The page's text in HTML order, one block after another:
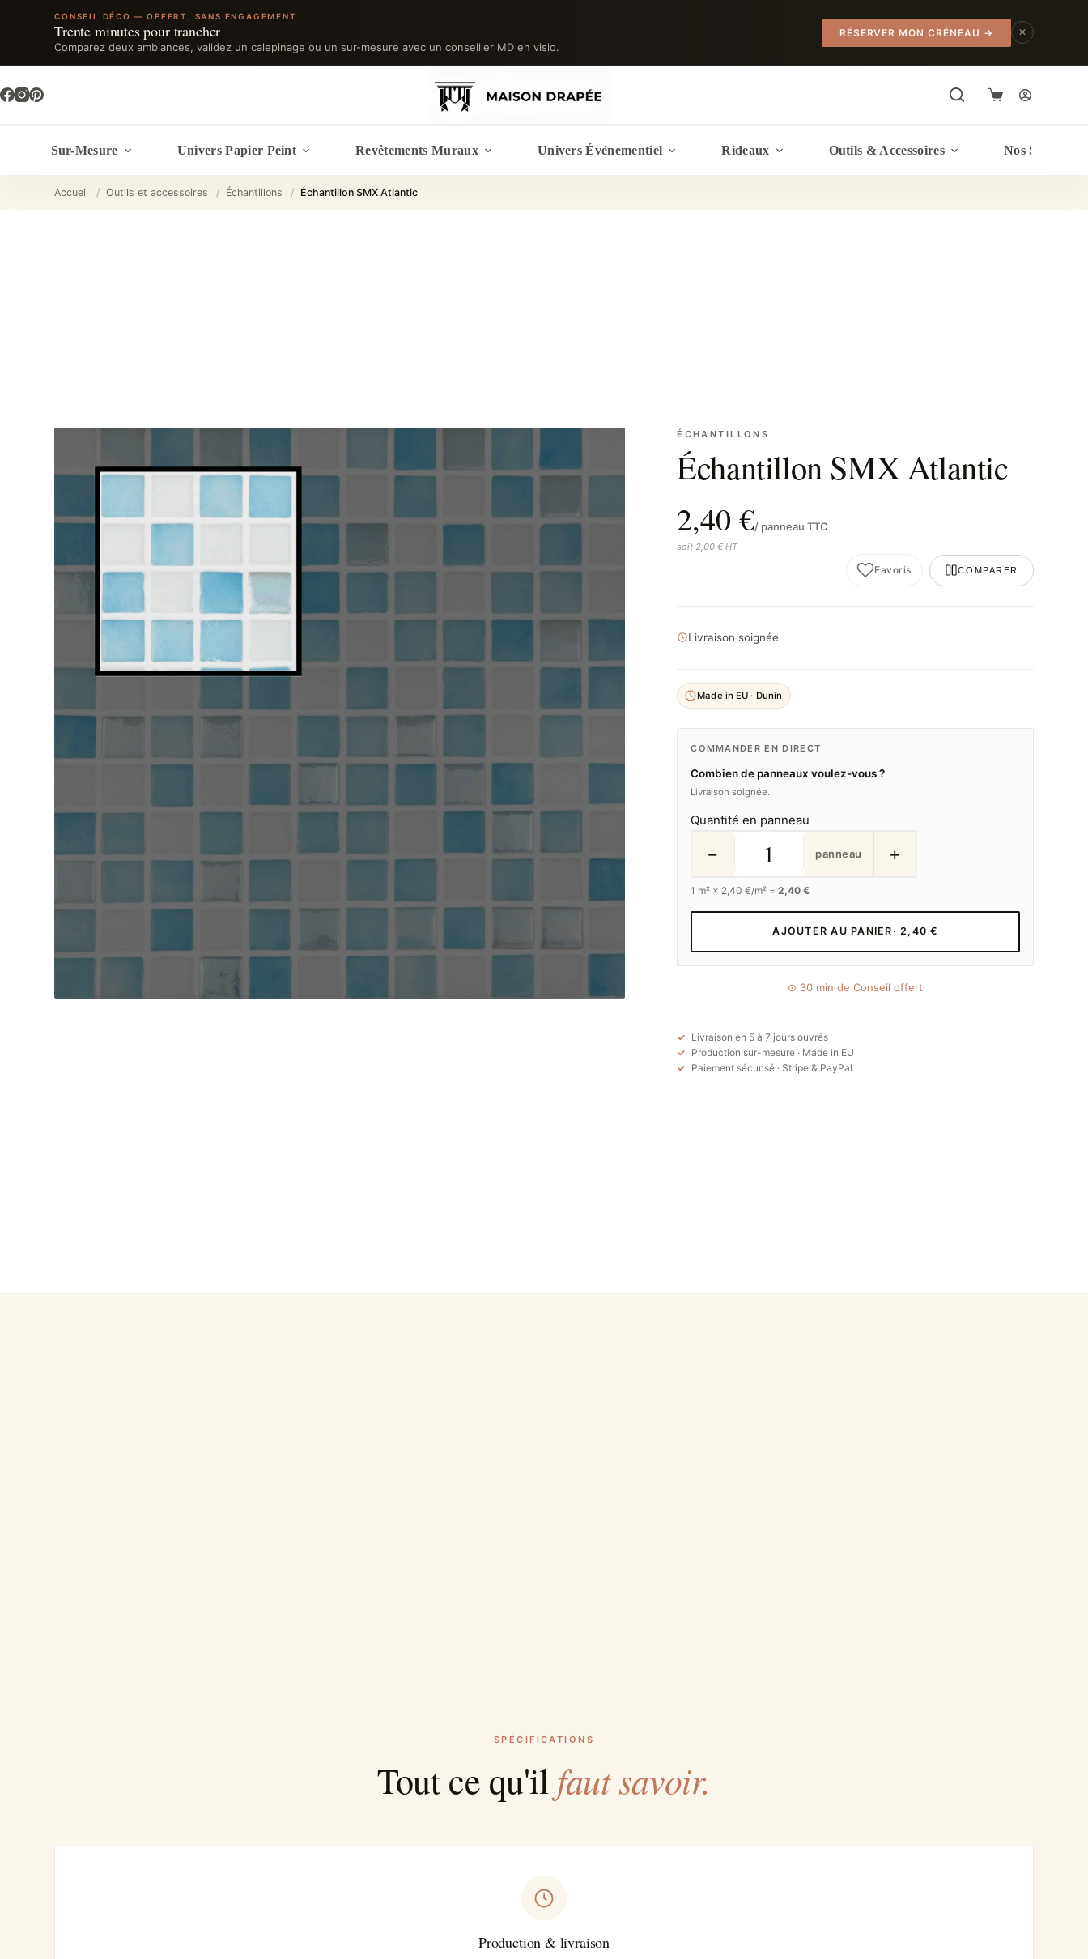
CONSEIL DÉCO — OFFERT, SANS ENGAGEMENT
Trente minutes pour trancher
Comparez deux ambiances, validez un calepinage ou un sur-mesure avec un conseiller MD en visio.
RÉSERVER MON CRÉNEAU → ✕
au
contenu
Panier
Sur-Mesure Univers Papier Peint Revêtements Muraux Univers Événementiel Rideaux Outils & Accessoires Nos Services
Accueil / Outils et accessoires / Échantillons / Échantillon SMX Atlantic
ÉCHANTILLONS
Échantillon SMX Atlantic
2,40 €/ panneau TTC
soit 2,00 € HT
Favoris COMPARER
Livraison soignée
Made in EU · Dunin
COMMANDER EN DIRECT
Combien de panneaux voulez-vous ?
Livraison soignée.
Quantité en panneau
− panneau +
1 m² × 2,40 €/m² =2,40 €
AJOUTER AU PANIER · 2,40 €
⊙ 30 min de Conseil offert
Livraison en 5 à 7 jours ouvrés
Production sur-mesure · Made in EU
Paiement sécurisé · Stripe & PayPal
SPÉCIFICATIONS
Tout ce qu'ilfaut savoir.
Production & livraison